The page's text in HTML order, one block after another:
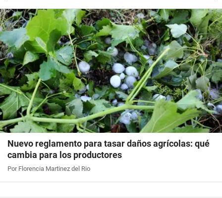
Nuevo reglamento para tasar daños agrícolas: qué
cambia para los productores
Por Florencia Martinez del Rio